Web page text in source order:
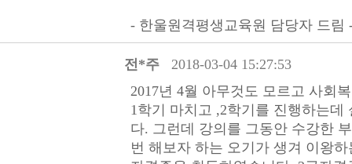
- 한울원격평생교육원 담당자 드림
전*주
2018-03-04 15:27:53
2017년 4월 아무것도 모르고 사회
1학기 마치고 ,2학기를 진행하는
다. 그런데 강의를 그동안 수강한
번 해보자 하는 오기가 생겨 이왕